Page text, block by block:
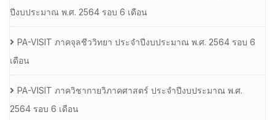
ปีงบประมาณ พ.ศ. 2564 รอบ 6 เดือน
PA-VISIT ภาคจุลชีววิทยา ประจำปีงบประมาณ พ.ศ. 2564 รอบ 6
เดือน
PA-VISIT ภาควิชากายวิภาคศาสตร์ ประจำปีงบประมาณ พ.ศ.
2564 รอบ 6 เดือน